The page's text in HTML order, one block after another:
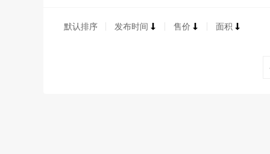
默认排序 发布时间 售价 面积